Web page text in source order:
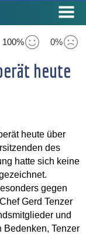
100% 0%
heute
heute über
des
hatte sich keine
gegen
Gerd Tenzer
und
Bedenken, Tenzer